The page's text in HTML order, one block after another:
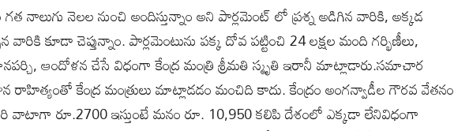
నాలుగు నెలల నుంచి అందిస్తున్నాం అని పార్లమెంట్ లో ప్రశ్న అడిగిన వారికి, అక్కడ
కూడా చెప్తున్నాం. పార్లమెంటును పక్క దోవ పట్టించి 24 లక్షల మంది గర్భిణీలు,
ఆందోళన చేసే విధంగా కేంద్ర మంత్రి శ్రీమతి స్మృతి ఇరానీ మాట్లాడారు.సమాచార
కేంద్ర మంత్రులు మాట్లాడడం మంచిది కాదు. కేంద్రం అంగన్వాడీల గౌరవ వేతనం
వాటాగా రూ.2700 ఇస్తుంటే మనం రూ. 10,950 కలిపి దేశంలో ఎక్కడా లేనివిధంగా